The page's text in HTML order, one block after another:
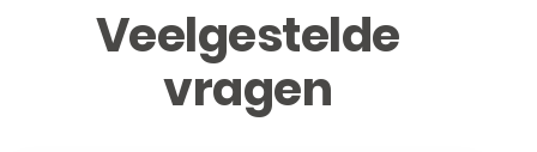
Veelgestelde
vragen